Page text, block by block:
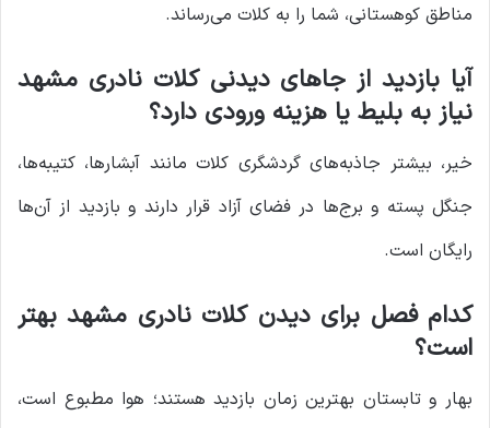
مناطق کوهستانی، شما را به کلات می‌رساند.
آیا بازدید از جاهای دیدنی کلات نادری مشهد
نیاز به بلیط یا هزینه ورودی دارد؟
خیر، بیشتر جاذبه‌های گردشگری کلات مانند آبشارها، کتیبه‌ها،
جنگل پسته و برج‌ها در فضای آزاد قرار دارند و بازدید از آن‌ها
رایگان است.
کدام فصل برای دیدن کلات نادری مشهد بهتر
است؟
بهار و تابستان بهترین زمان بازدید هستند؛ هوا مطبوع است،